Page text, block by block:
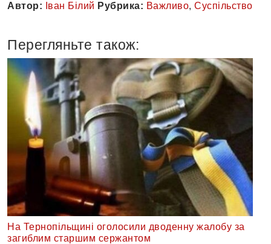
Автор: Іван Білий Рубрика: Важливо, Суспільство
Перегляньте також:
На Тернопільщині оголосили дводенну жалобу за
загиблим старшим сержантом